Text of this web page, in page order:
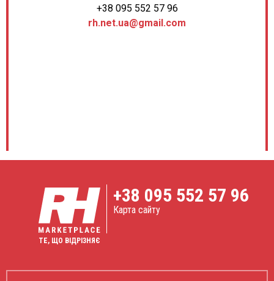
+38 095 552 57 96
rh.net.ua@gmail.com
ТЕ, ЩО ВІДРІЗНЯЄ
+38 095 552 57 96
Карта сайту